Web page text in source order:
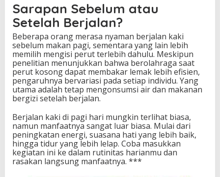
Sarapan Sebelum atau
Setelah Berjalan?
Beberapa orang merasa nyaman berjalan kaki
sebelum makan pagi, sementara yang lain lebih
memilih mengisi perut terlebih dahulu. Meskipun
penelitian menunjukkan bahwa berolahraga saat
perut kosong dapat membakar lemak lebih efisien,
pengaruhnya bervariasi pada setiap individu. Yang
utama adalah tetap mengonsumsi air dan makanan
bergizi setelah berjalan.
Berjalan kaki di pagi hari mungkin terlihat biasa,
namun manfaatnya sangat luar biasa. Mulai dari
peningkatan energi, suasana hati yang lebih baik,
hingga tidur yang lebih lelap. Coba masukkan
kegiatan ini ke dalam rutinitas harianmu dan
rasakan langsung manfaatnya. ***